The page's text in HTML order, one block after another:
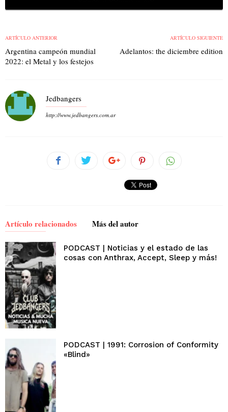
ARTÍCULO ANTERIOR
Argentina campeón mundial
2022: el Metal y los festejos
ARTÍCULO SIGUIENTE
Adelantos: the diciembre edition
Jedbangers
http://www.jedbangers.com.ar
Artículo relacionados Más del autor
PODCAST | Noticias y el estado de las
cosas con Anthrax, Accept, Sleep y más!
PODCAST | 1991: Corrosion of Conformity
«Blind»